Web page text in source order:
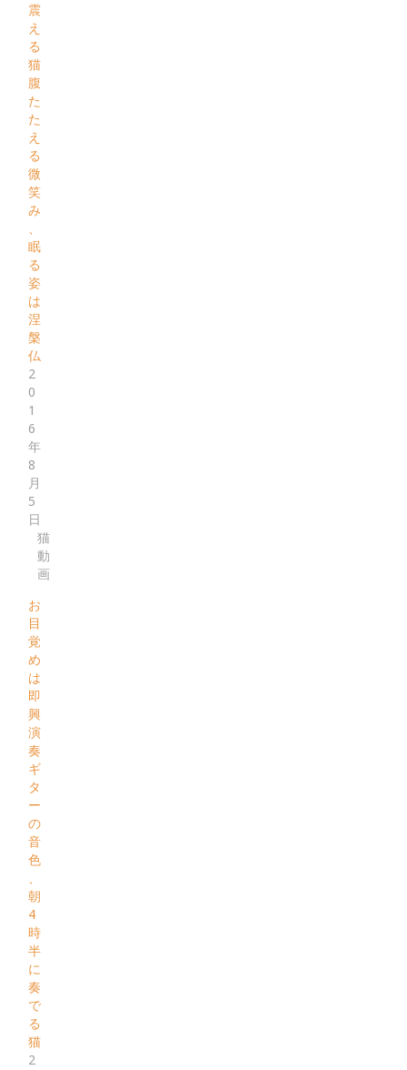
震
え
る
猫
腹
た
た
え
る
微
笑
み
、
眠
る
姿
は
涅
槃
仏
2
0
1
6
年
8
月
5
日
猫
動
画
お
目
覚
め
は
即
興
演
奏
ギ
タ
ー
の
音
色
、
朝
4
時
半
に
奏
で
る
猫
2